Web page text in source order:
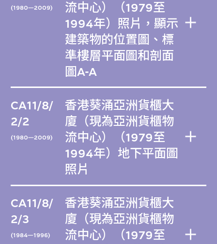
(1980—2009)
流中心）（1979至
1994年）照片，顯示
建築物的位置圖、標
準樓層平面圖和剖面
圖A-A
CA11/8/
2/2
(1980—2009)
香港葵涌亞洲貨櫃大
廈（現為亞洲貨櫃物
流中心）（1979至
1994年）地下平面圖
照片
CA11/8/
2/3
(1984—1996)
香港葵涌亞洲貨櫃大
廈（現為亞洲貨櫃物
流中心）（1979至